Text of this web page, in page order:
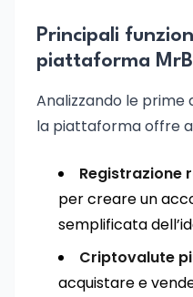
Principali
piattaforma
Analizzando le
la piattaforma offre
Registrazione
per creare un
semplificata
Criptovalute
acquistare e